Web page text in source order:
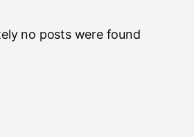
no posts were found